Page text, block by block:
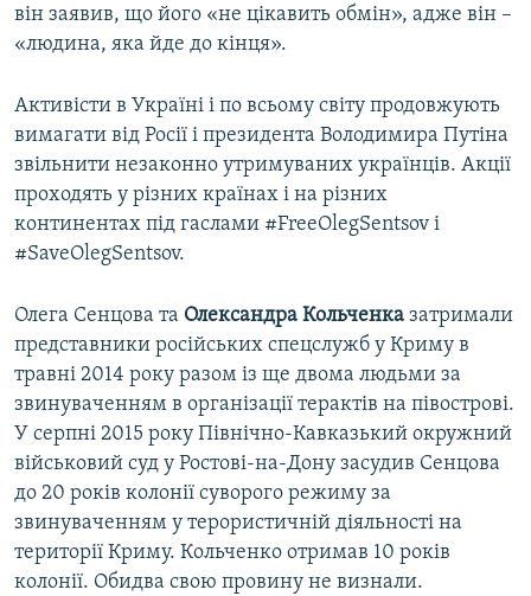
він заявив, що його «не цікавить обмін», адже він –
«людина, яка йде до кінця».
Активісти в Україні і по всьому світу продовжують
вимагати від Росії і президента Володимира Путіна
звільнити незаконно утримуваних українців. Акції
проходять у різних країнах і на різних
континентах під гаслами #FreeOlegSentsov і
#SaveOlegSentsov.
Олега Сенцова та Олександра Кольченка затримали
представники російських спецслужб у Криму в
травні 2014 року разом із ще двома людьми за
звинуваченням в організації терактів на півострові.
У серпні 2015 року Північно-Кавказький окружний
військовий суд у Ростові-на-Дону засудив Сенцова
до 20 років колонії суворого режиму за
звинуваченням у терористичній діяльності на
території Криму. Кольченко отримав 10 років
колонії. Обидва свою провину не визнали.